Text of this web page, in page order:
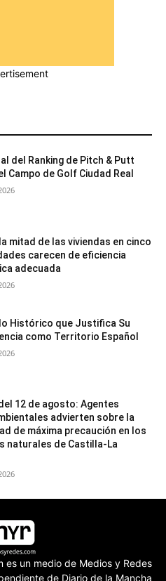
del Ranking de Pitch & Putt
Campo de Golf Ciudad Real
mitad de las viviendas en cinco
carecen de eficiencia
adecuada
Histórico que Justifica Su
como Territorio Español
12 de agosto: Agentes
advierten sobre la
de máxima precaución en los
naturales de Castilla-La
es un medio de Medios y Redes
de Diario de la Mancha